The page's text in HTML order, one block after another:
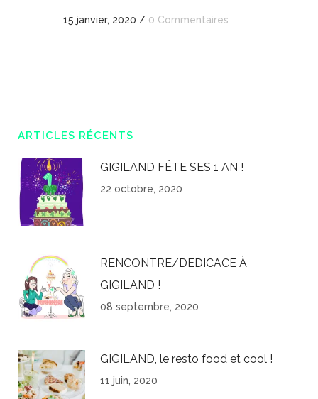
15 janvier, 2020 / 0 Commentaires
ARTICLES RÉCENTS
GIGILAND FÊTE SES 1 AN !
22 octobre, 2020
RENCONTRE/DEDICACE À
GIGILAND !
08 septembre, 2020
GIGILAND, le resto food et cool !
11 juin, 2020